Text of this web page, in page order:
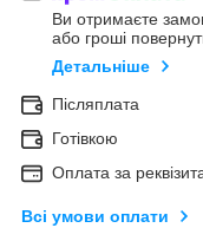
Ви отримаєте
або гроші
Детальніше
Післяплата
Готівкою
Оплата за
Всі умови оплати